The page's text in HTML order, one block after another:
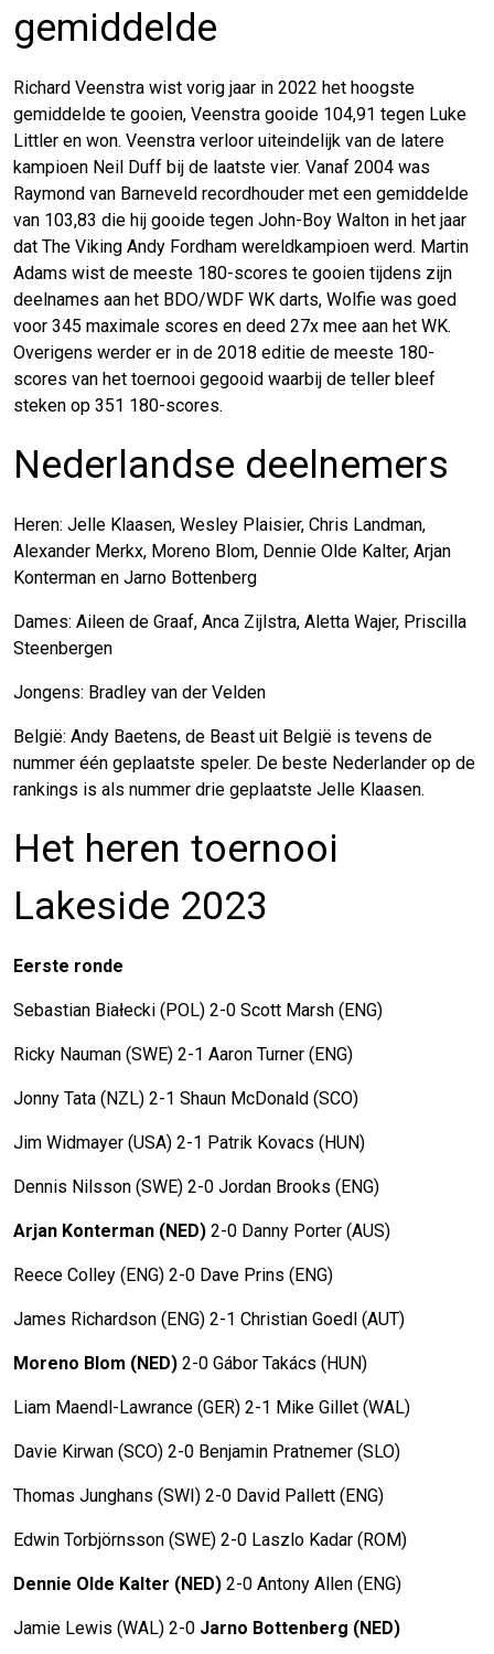
gemiddelde
Richard Veenstra wist vorig jaar in 2022 het hoogste
gemiddelde te gooien, Veenstra gooide 104,91 tegen Luke
Littler en won. Veenstra verloor uiteindelijk van de latere
kampioen Neil Duff bij de laatste vier. Vanaf 2004 was
Raymond van Barneveld recordhouder met een gemiddelde
van 103,83 die hij gooide tegen John-Boy Walton in het jaar
dat The Viking Andy Fordham wereldkampioen werd. Martin
Adams wist de meeste 180-scores te gooien tijdens zijn
deelnames aan het BDO/WDF WK darts, Wolfie was goed
voor 345 maximale scores en deed 27x mee aan het WK.
Overigens werder er in de 2018 editie de meeste 180-
scores van het toernooi gegooid waarbij de teller bleef
steken op 351 180-scores.
Nederlandse deelnemers
Heren: Jelle Klaasen, Wesley Plaisier, Chris Landman,
Alexander Merkx, Moreno Blom, Dennie Olde Kalter, Arjan
Konterman en Jarno Bottenberg
Dames: Aileen de Graaf, Anca Zijlstra, Aletta Wajer, Priscilla
Steenbergen
Jongens: Bradley van der Velden
België: Andy Baetens, de Beast uit België is tevens de
nummer één geplaatste speler. De beste Nederlander op de
rankings is als nummer drie geplaatste Jelle Klaasen.
Het heren toernooi
Lakeside 2023
Eerste ronde
Sebastian Białecki (POL) 2-0 Scott Marsh (ENG)
Ricky Nauman (SWE) 2-1 Aaron Turner (ENG)
Jonny Tata (NZL) 2-1 Shaun McDonald (SCO)
Jim Widmayer (USA) 2-1 Patrik Kovacs (HUN)
Dennis Nilsson (SWE) 2-0 Jordan Brooks (ENG)
Arjan Konterman (NED) 2-0 Danny Porter (AUS)
Reece Colley (ENG) 2-0 Dave Prins (ENG)
James Richardson (ENG) 2-1 Christian Goedl (AUT)
Moreno Blom (NED) 2-0 Gábor Takács (HUN)
Liam Maendl-Lawrance (GER) 2-1 Mike Gillet (WAL)
Davie Kirwan (SCO) 2-0 Benjamin Pratnemer (SLO)
Thomas Junghans (SWI) 2-0 David Pallett (ENG)
Edwin Torbjörnsson (SWE) 2-0 Laszlo Kadar (ROM)
Dennie Olde Kalter (NED) 2-0 Antony Allen (ENG)
Jamie Lewis (WAL) 2-0 Jarno Bottenberg (NED)